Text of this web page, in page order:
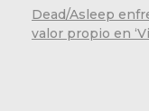
Dead/Asleep
valor propio en